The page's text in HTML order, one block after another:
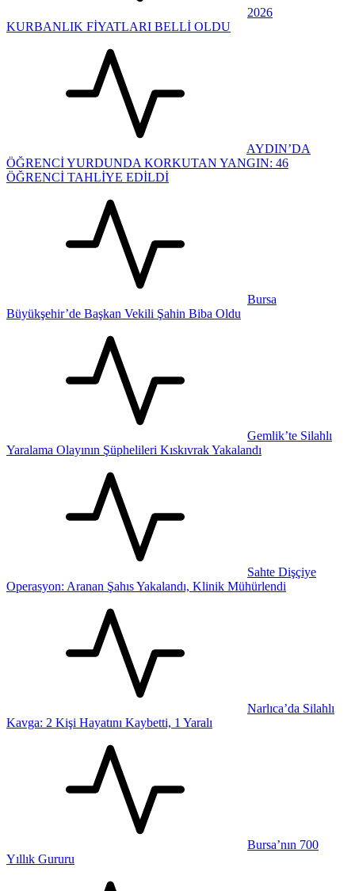
2026
KURBANLIK FİYATLARI BELLİ OLDU
AYDIN’DA
ÖĞRENCİ YURDUNDA KORKUTAN YANGIN: 46
ÖĞRENCİ TAHLİYE EDİLDİ
Bursa
Büyükşehir’de Başkan Vekili Şahin Biba Oldu
Gemlik’te Silahlı
Yaralama Olayının Şüphelileri Kıskıvrak Yakalandı
Sahte Dişçiye
Operasyon: Aranan Şahıs Yakalandı, Klinik Mühürlendi
Narlıca’da Silahlı
Kavga: 2 Kişi Hayatını Kaybetti, 1 Yaralı
Bursa’nın 700
Yıllık Gururu